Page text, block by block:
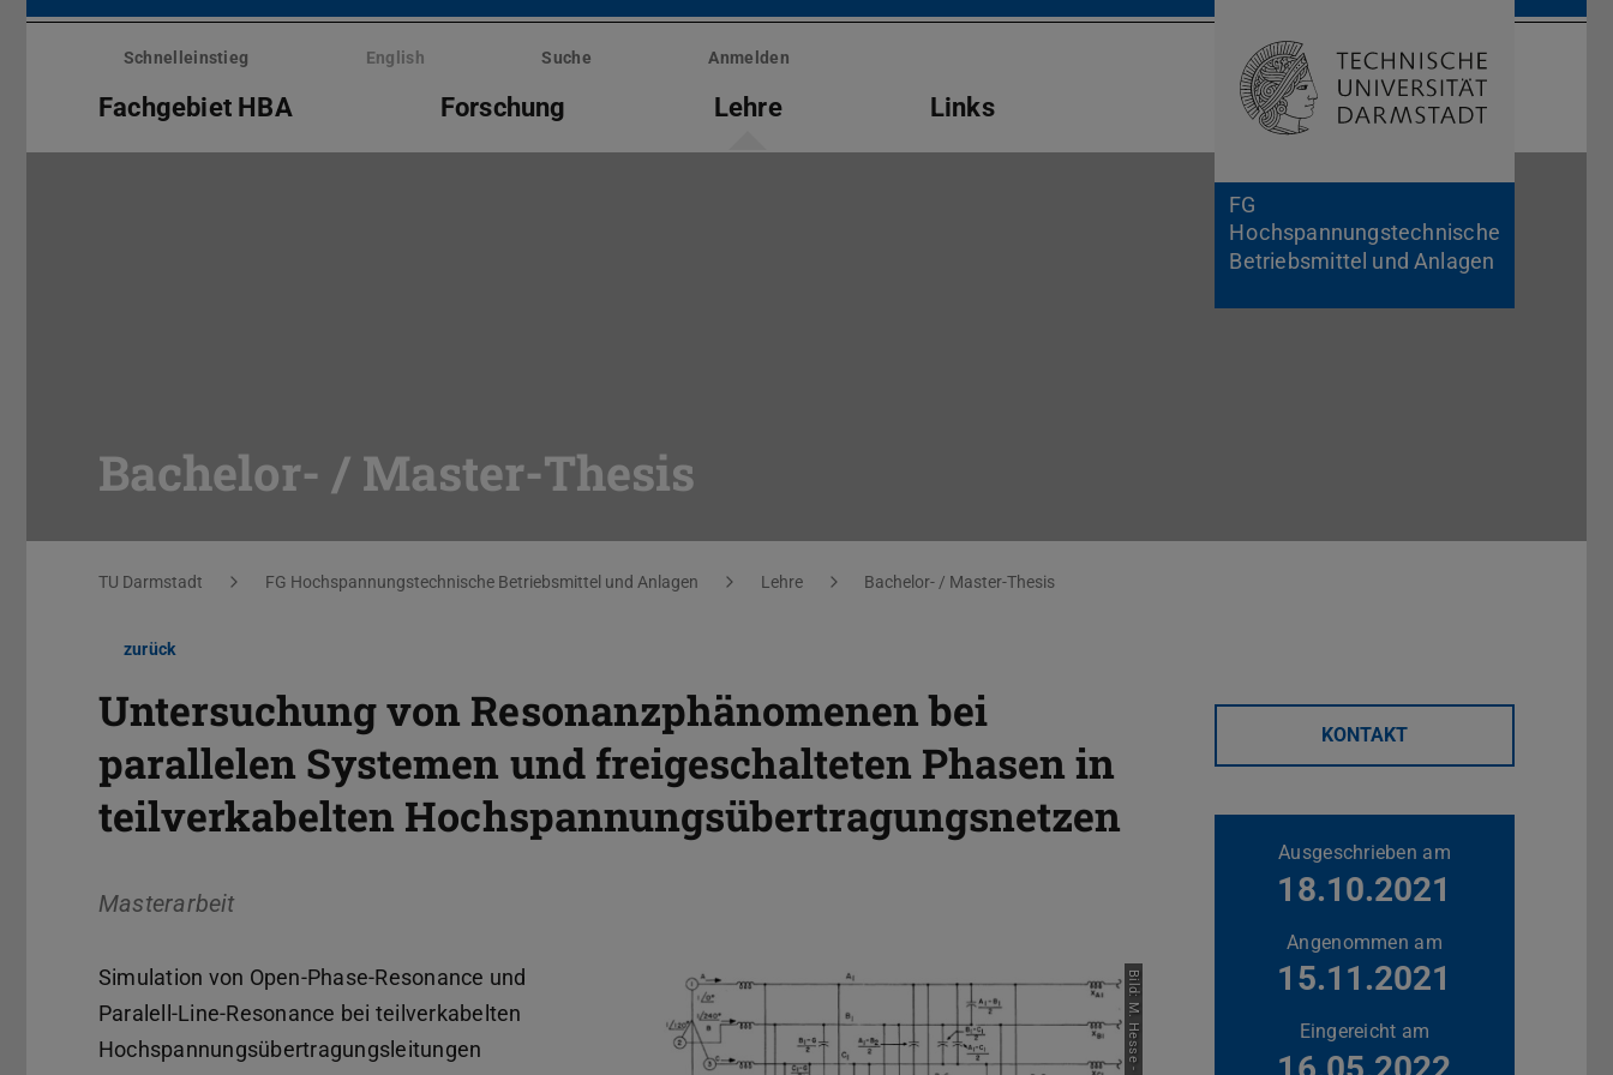
Menü
überspringen
FG
Hochspannungstechnische
Betriebsmittel und Anlagen
Schnelleinstieg English Suche Anmelden
Fachgebiet HBA Forschung Lehre Links Suche öffnen
Bachelor- / Master-Thesis
Sie befinden sich hier:
TU Darmstadt FG Hochspannungstechnische Betriebsmittel und Anlagen Lehre Bachelor- / Master-Thesis
zurück
Untersuchung von Resonanzphänomenen bei
parallelen Systemen und freigeschalteten Phasen in
teilverkabelten Hochspannungsübertragungsnetzen
Masterarbeit
Simulation von Open-Phase-Resonance und
Paralell-Line-Resonance bei teilverkabelten
Hochspannungsübertragungsleitungen
KONTAKT
Ausgeschrieben am
18.10.2021
Angenommen am
15.11.2021
Eingereicht am